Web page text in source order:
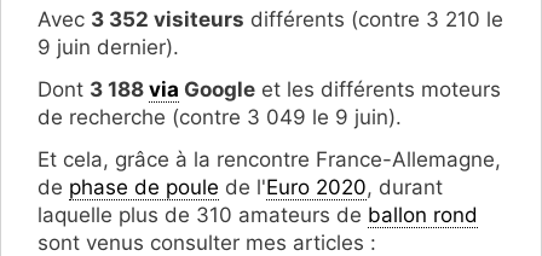
Avec 3 352 visiteurs différents (contre 3 210 le
9 juin dernier).
Dont 3 188 via Google et les différents moteurs
de recherche (contre 3 049 le 9 juin).
Et cela, grâce à la rencontre France-Allemagne,
de phase de poule de l'Euro 2020, durant
laquelle plus de 310 amateurs de ballon rond
sont venus consulter mes articles :